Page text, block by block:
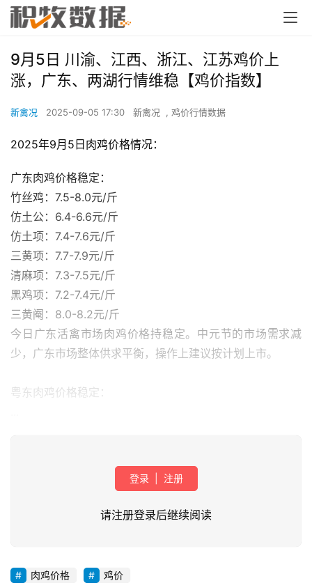
资
9月5日 川渝、江西、浙江、江苏鸡价上
涨，广东、两湖行情维稳【鸡价指数】
新禽况 2025-09-05 17:30 新禽况 , 鸡价行情数据
2025年9月5日肉鸡价格情况：
广东肉鸡价格稳定：
竹丝鸡：7.5-8.0元/斤
仿土公：6.4-6.6元/斤
仿土项：7.4-7.6元/斤
三黄项：7.7-7.9元/斤
清麻项：7.3-7.5元/斤
黑鸡项：7.2-7.4元/斤
三黄阉：8.0-8.2元/斤
今日广东活禽市场肉鸡价格持稳定。中元节的市场需求减
少，广东市场整体供求平衡，操作上建议按计划上市。
粤东肉鸡价格稳定：
登录 注册
请注册登录后继续阅读
肉鸡价格 鸡价